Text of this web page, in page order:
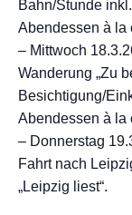
Bahn/Stunde
Abendessen à la
– Mittwoch
Wanderung „Zu
Besichtigung/
Abendessen à la
– Donnerstag
Fahrt nach
„Leipzig liest“.